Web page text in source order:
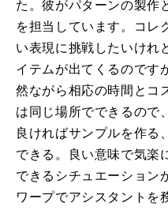
た。彼がパターンの製作
を担当しています。コレ
い表現に挑戦したいけれ
イテムが出てくるのです
然ながら相応の時間とコ
は同じ場所でできるので
良ければサンプルを作る
できる。良い意味で気楽
できるシチュエーション
ワープでアシスタントを